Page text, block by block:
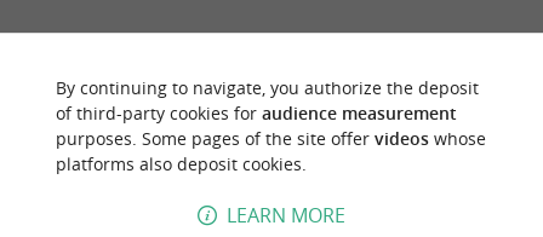
YOU WILL LIKEALSO
By continuing to navigate, you authorize the deposit
of third-party cookies for audience measurement
purposes. Some pages of the site offer videoswhose
platforms also deposit cookies.
LEARN MORE